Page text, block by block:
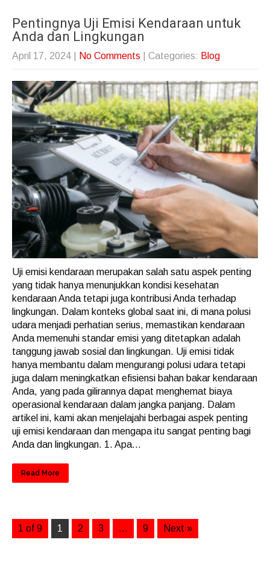
Pentingnya Uji Emisi Kendaraan untuk
Anda dan Lingkungan
April 17, 2024 No Comments | Categories: Blog
Uji emisi kendaraan merupakan salah satu aspek penting
yang tidak hanya menunjukkan kondisi kesehatan
kendaraan Anda tetapi juga kontribusi Anda terhadap
lingkungan. Dalam konteks global saat ini, di mana polusi
udara menjadi perhatian serius, memastikan kendaraan
Anda memenuhi standar emisi yang ditetapkan adalah
tanggung jawab sosial dan lingkungan. Uji emisi tidak
hanya membantu dalam mengurangi polusi udara tetapi
juga dalam meningkatkan efisiensi bahan bakar kendaraan
Anda, yang pada gilirannya dapat menghemat biaya
operasional kendaraan dalam jangka panjang. Dalam
artikel ini, kami akan menjelajahi berbagai aspek penting
uji emisi kendaraan dan mengapa itu sangat penting bagi
Anda dan lingkungan. 1. Apa...
Read More
1 of 9 1 2 3 … 9 Next »